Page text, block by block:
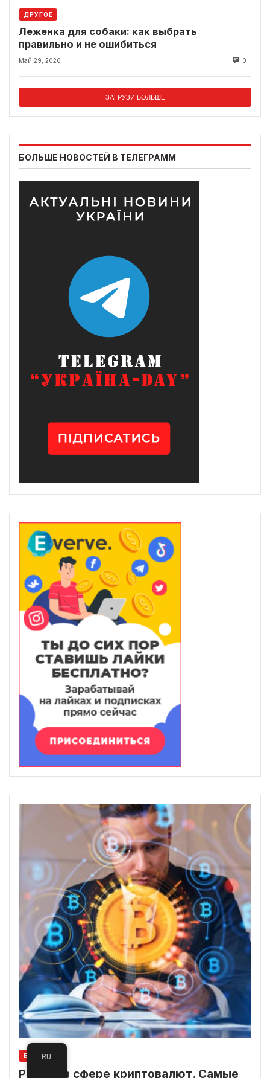
ДРУГОЕ
Леженка для собаки: как выбрать
правильно и не ошибиться
Май 29, 2026 0
ЗАГРУЗИ БОЛЬШЕ
БОЛЬШЕ НОВОСТЕЙ В ТЕЛЕГРАММ
БИЗНЕС
Работа в сфере криптовалют. Самые
RU